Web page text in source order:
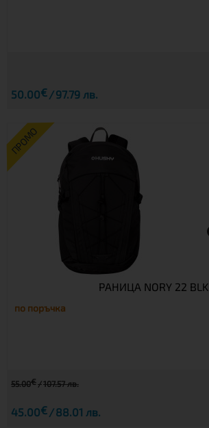
50.00€ 97.79 лв.
ПРОМО
РАНИЦА NORY 22 BLK
по поръчка
55.00€ 107.57 лв.
45.00€ 88.01 лв.